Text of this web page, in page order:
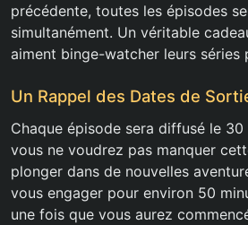
précédente, toutes les épisodes
simultanément. Un véritable
aiment binge-watcher leurs séries
Un Rappel des Dates de
Chaque épisode sera diffusé le
vous ne voudrez pas manquer
plonger dans de nouvelles
vous engager pour environ 50
une fois que vous aurez